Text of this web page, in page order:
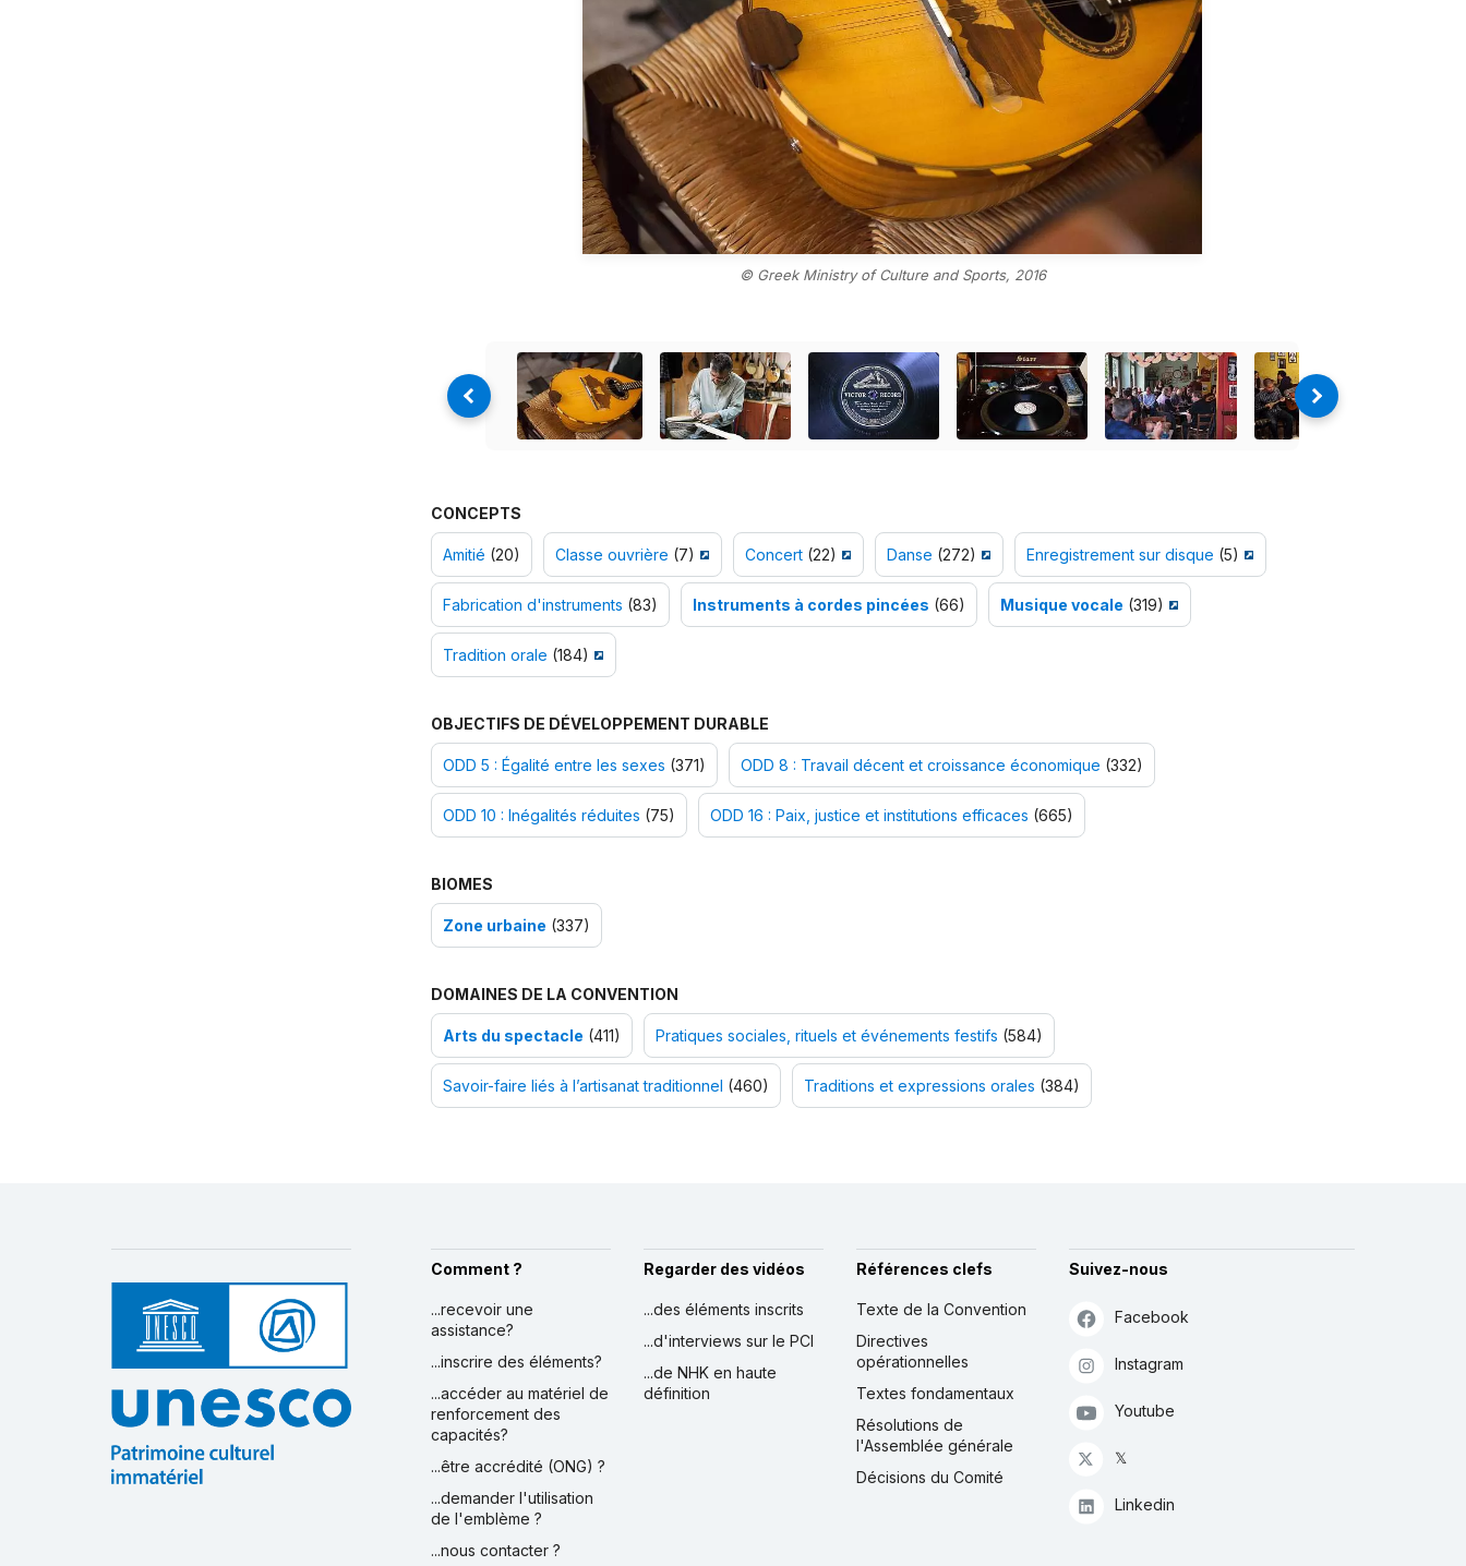
© Greek Ministry of Culture and Sports, 2016
CONCEPTS
Amitié (20) Classe ouvrière (7) Concert(22) Danse (272) Enregistrement sur disque (5)
Fabrication d'instruments (83) Instruments à cordes pincées (66) Musique vocale (319)
Tradition orale (184)
OBJECTIFS DE DÉVELOPPEMENT DURABLE
ODD 5 : Égalité entre les sexes (371) ODD 8 : Travail décent et croissance économique (332)
ODD 10 : Inégalités réduites (75) ODD 16 : Paix, justice et institutions efficaces (665)
BIOMES
Zone urbaine (337)
DOMAINES DE LA CONVENTION
Arts du spectacle (411) Pratiques sociales, rituels et événements festifs (584)
Savoir-faire liés à l’artisanat traditionnel (460) Traditions et expressions orales (384)
Comment ?
...recevoir une
assistance?
...inscrire des éléments?
...accéder au matériel de
renforcement des
capacités?
...être accrédité (ONG) ?
...demander l'utilisation
de l'emblème ?
...nous contacter ?
Regarder des vidéos
...des éléments inscrits
...d'interviews sur le PCI
...de NHK en haute
définition
Références clefs
Texte de la Convention
Directives
opérationnelles
Textes fondamentaux
Résolutions de
l'Assemblée générale
Décisions du Comité
Suivez-nous
Facebook
Instagram
Youtube
𝕏
Linkedin